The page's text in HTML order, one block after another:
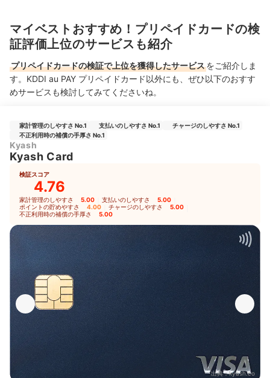
マイベストおすすめ！プリペイドカードの検
証評価上位のサービスも紹介
プリペイドカードの検証で上位を獲得したサービスをご紹介しま
す。KDDI au PAY プリペイドカード以外にも、ぜひ以下のおすす
めサービスも検討してみてくださいね。
家計管理のしやすさ No.1 支払いのしやすさ No.1
チャージのしやすさ No.1
不正利用時の補償の手厚さ No.1
Kyash
Kyash Card
検証スコア
4.76
家計管理のしやすさ 5.00 支払いのしやすさ 5.00
ポイントの貯めやすさ 4.00 チャージのしやすさ 5.00
不正利用時の補償の手厚さ 5.00
出典：kyash.co